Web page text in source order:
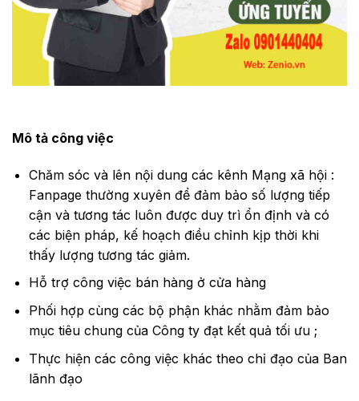
Mô tả công việc
Chăm sóc và lên nội dung các kênh Mạng xã hội :
Fanpage thường xuyên để đảm bảo số lượng tiếp
cận và tương tác luôn được duy trì ổn định và có
các biện pháp, kế hoạch điều chỉnh kịp thời khi
thấy lượng tương tác giảm.
Hỗ trợ công việc bán hàng ở cửa hàng
Phối hợp cùng các bộ phận khác nhằm đảm bảo
mục tiêu chung của Công ty đạt kết quả tối ưu ;
Thực hiện các công việc khác theo chỉ đạo của Ban
lãnh đạo